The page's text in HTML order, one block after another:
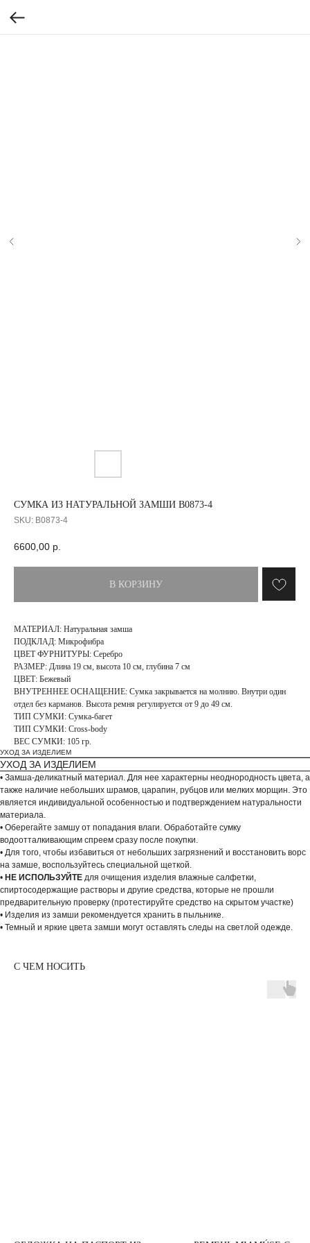
СУМКА ИЗ НАТУРАЛЬНОЙ ЗАМШИ B0873-4
SKU: B0873-4
6600,00 р.
В КОРЗИНУ
МАТЕРИАЛ: Натуральная замша
ПОДКЛАД: Микрофибра
ЦВЕТ ФУРНИТУРЫ: Серебро
РАЗМЕР: Длина 19 см, высота 10 см, глубина 7 см
ЦВЕТ: Бежевый
ВНУТРЕННЕЕ ОСНАЩЕНИЕ: Сумка закрывается на молнию. Внутри один
отдел без карманов. Высота ремня регулируется от 9 до 49 см.
ТИП СУМКИ: Сумка-багет
ТИП СУМКИ: Cross-body
ВЕС СУМКИ: 105 гр.
УХОД ЗА ИЗДЕЛИЕМ
УХОД ЗА ИЗДЕЛИЕМ
• Замша-деликатный материал. Для нее характерны неоднородность цвета, а
также наличие небольших шрамов, царапин, рубцов или мелких морщин. Это
является индивидуальной особенностью и подтверждением натуральности
материала.
• Оберегайте замшу от попадания влаги. Обработайте сумку
водоотталкивающим спреем сразу после покупки.
• Для того, чтобы избавиться от небольших загрязнений и восстановить ворс
на замше, воспользуйтесь специальной щеткой.
• НЕ ИСПОЛЬЗУЙТЕ для очищения изделия влажные салфетки,
спиртосодержащие растворы и другие средства, которые не прошли
предварительную проверку (протестируйте средство на скрытом участке)
• Изделия из замши рекомендуется хранить в пыльнике.
• Темный и яркие цвета замши могут оставлять следы на светлой одежде.
С ЧЕМ НОСИТЬ